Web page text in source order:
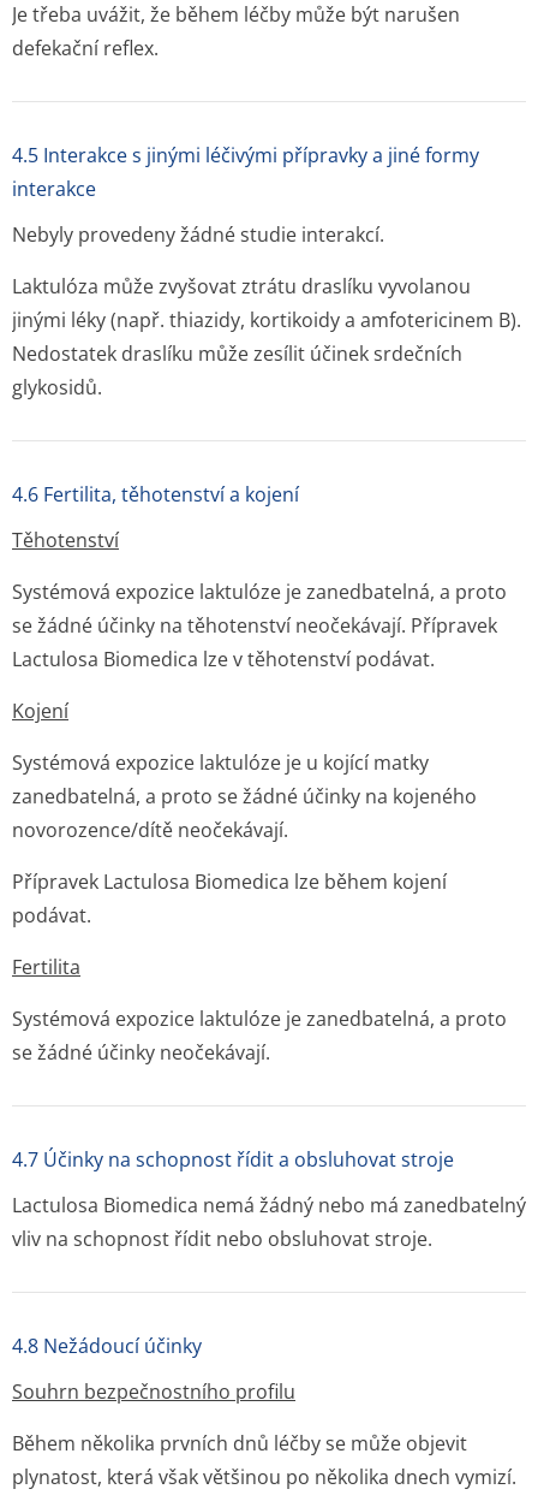
Je třeba uvážit, že během léčby může být narušen
defekační reflex.
4.5 Interakce s jinými léčivými přípravky a jiné formy
interakce
Nebyly provedeny žádné studie interakcí.
Laktulóza může zvyšovat ztrátu draslíku vyvolanou
jinými léky (např. thiazidy, kortikoidy a amfotericinem B).
Nedostatek draslíku může zesílit účinek srdečních
glykosidů.
4.6 Fertilita, těhotenství a kojení
Těhotenství
Systémová expozice laktulóze je zanedbatelná, a proto
se žádné účinky na těhotenství neočekávají. Přípravek
Lactulosa Biomedica lze v těhotenství podávat.
Kojení
Systémová expozice laktulóze je u kojící matky
zanedbatelná, a proto se žádné účinky na kojeného
novorozence/dítě neočekávají.
Přípravek Lactulosa Biomedica lze během kojení
podávat.
Fertilita
Systémová expozice laktulóze je zanedbatelná, a proto
se žádné účinky neočekávají.
4.7 Účinky na schopnost řídit a obsluhovat stroje
Lactulosa Biomedica nemá žádný nebo má zanedbatelný
vliv na schopnost řídit nebo obsluhovat stroje.
4.8 Nežádoucí účinky
Souhrn bezpečnostního profilu
Během několika prvních dnů léčby se může objevit
plynatost, která však většinou po několika dnech vymizí.